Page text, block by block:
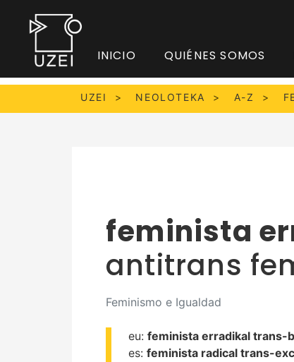
INICIO QUIÉNES SOMOS
UZEI NEOLOTEKA A-Z
feminista
antitrans
Feminismo e Igualdad
eu: feminista erradikal trans-
es: feminista radical trans-